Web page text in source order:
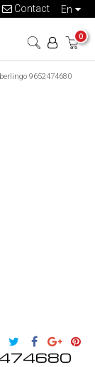
en
Contact
0
9652474680